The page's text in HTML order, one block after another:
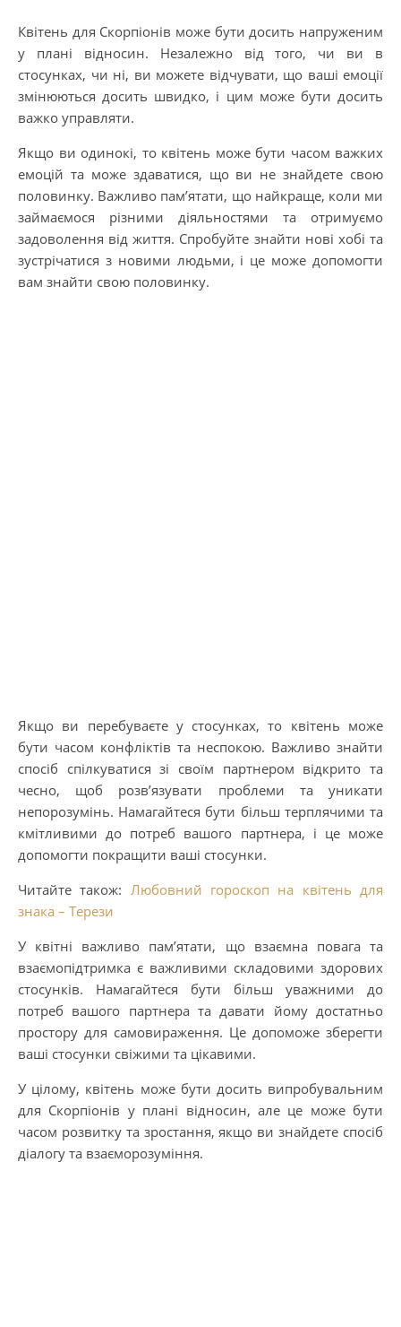
Квітень для Скорпіонів може бути досить напруженим
у плані відносин. Незалежно від того, чи ви в
стосунках, чи ні, ви можете відчувати, що ваші емоції
змінюються досить швидко, і цим може бути досить
важко управляти.
Якщо ви одинокі, то квітень може бути часом важких
емоцій та може здаватися, що ви не знайдете свою
половинку. Важливо пам’ятати, що найкраще, коли ми
займаємося різними діяльностями та отримуємо
задоволення від життя. Спробуйте знайти нові хобі та
зустрічатися з новими людьми, і це може допомогти
вам знайти свою половинку.
Якщо ви перебуваєте у стосунках, то квітень може
бути часом конфліктів та неспокою. Важливо знайти
спосіб спілкуватися зі своїм партнером відкрито та
чесно, щоб розв’язувати проблеми та уникати
непорозумінь. Намагайтеся бути більш терплячими та
кмітливими до потреб вашого партнера, і це може
допомогти покращити ваші стосунки.
Читайте також: Любовний гороскоп на квітень для
знака – Терези
У квітні важливо пам’ятати, що взаємна повага та
взаємопідтримка є важливими складовими здорових
стосунків. Намагайтеся бути більш уважними до
потреб вашого партнера та давати йому достатньо
простору для самовираження. Це допоможе зберегти
ваші стосунки свіжими та цікавими.
У цілому, квітень може бути досить випробувальним
для Скорпіонів у плані відносин, але це може бути
часом розвитку та зростання, якщо ви знайдете спосіб
діалогу та взаєморозуміння.